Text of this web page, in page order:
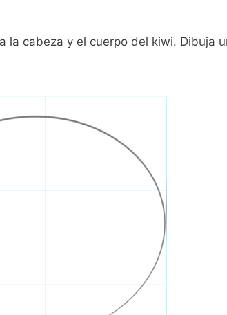
cabeza y el cuerpo del kiwi. Dibuja